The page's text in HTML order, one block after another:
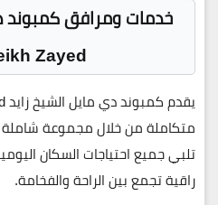
Zayed
يقدمكمبوند دي مايل الشيخ زايد D Mile Zayed
متكاملة من خلالمجموعة شاملة
تلبي جميع احتياجات السكان
راقية تجمع بينالراحة والفخامة.